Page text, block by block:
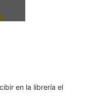
en la librería el